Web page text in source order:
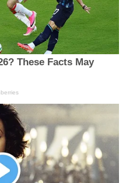
These Facts May